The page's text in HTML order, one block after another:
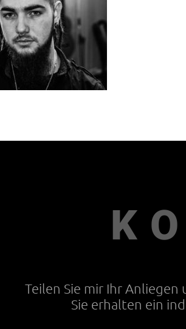
Teilen Sie mir Ihr
Sie erhalten ein